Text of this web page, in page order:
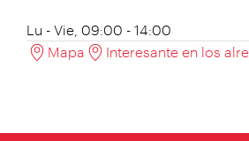
Lu - Vie, 09:00 - 14:00
Mapa
Interesante en los